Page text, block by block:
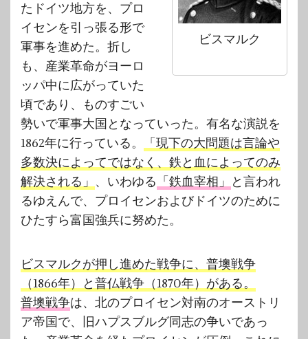
ビスマルク
たドイツ地方を、プロ
イセンを引っ張る形で
軍事を進めた。折し
も、産業革命がヨーロ
ッパ中に広がっていた
頃であり、ものすごい
勢いで軍事大国となっていった。有名な演説を
1862年に行っている。
「現下の大問題は言論や
多数決によってではなく、鉄と血によってのみ
解決される」 、いわゆる 「鉄血宰相」 と言われ
るゆえんで、プロイセンおよびドイツのために
ひたすら富国強兵に努めた。
ビスマルクが押し進めた戦争に、普墺戦争
（1866年）と普仏戦争（1870年）がある。
普墺戦争は、北のプロイセン対南のオーストリ
ア帝国で、旧ハプスブルグ同志の争いであっ